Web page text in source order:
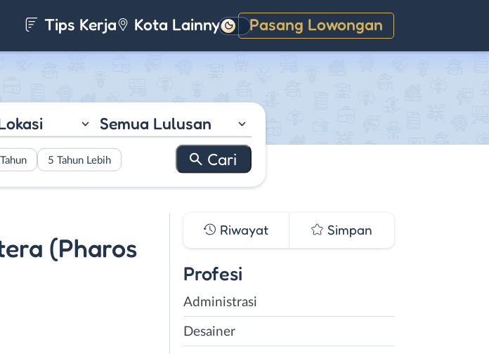
Tips Kerja Kota Lainnya Pasang Lowongan
Gelap
Semua Lulusan
5 Tahun Lebih
(Pharos
Riwayat Simpan
Profesi
Administrasi
Desainer